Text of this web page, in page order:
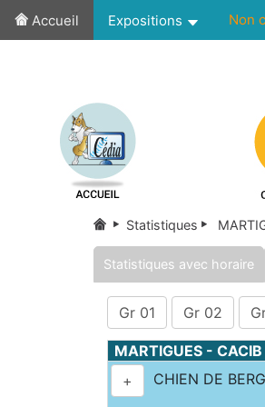
Accueil Expositions Non
Statistiques
Statistiques avec horaire
Gr 01 Gr 02
MARTIGUES -
+
CHIEN DE